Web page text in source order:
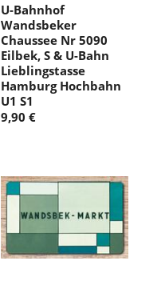
U-Bahnhof
Wandsbeker
Chaussee Nr 5090
Eilbek, S & U-Bahn
Lieblingstasse
Hamburg Hochbahn
U1 S1
9,90 €